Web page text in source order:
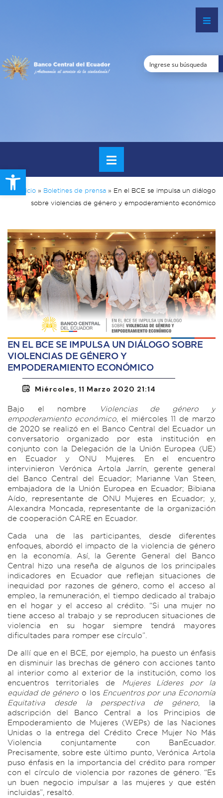
Open toolbar
Inicio » Boletines de prensa » En el BCE se impulsa un diálogo
sobre violencias de género y empoderamiento económico
EN EL BCE SE IMPULSA UN DIÁLOGO SOBRE
VIOLENCIAS DE GÉNERO Y
EMPODERAMIENTO ECONÓMICO
Miércoles, 11 Marzo 2020 21:14
Bajo el nombre
Violencias de género y
empoderamiento económico, el miércoles 11 de marzo
de 2020 se realizó en el Banco Central del Ecuador un
conversatorio organizado por esta institución en
conjunto con la Delegación de la Unión Europea (UE)
en Ecuador y ONU Mujeres. En el encuentro
intervinieron Verónica Artola Jarrín, gerente general
del Banco Central del Ecuador; Marianne Van Steen,
embajadora de la Unión Europea en Ecuador; Bibiana
Aído, representante de ONU Mujeres en Ecuador; y,
Alexandra Moncada, representante de la organización
de cooperación CARE en Ecuador.
Cada una de las participantes, desde diferentes
enfoques, abordó el impacto de la violencia de género
en la economía. Así, la Gerente General del Banco
Central hizo una reseña de algunos de los principales
indicadores en Ecuador que reflejan situaciones de
inequidad por razones de género, como el acceso al
empleo, la remuneración, el tiempo dedicado al trabajo
en el hogar y el acceso al crédito. “Si una mujer no
tiene acceso al trabajo y se reproducen situaciones de
violencia en su hogar siempre tendrá mayores
dificultades para romper ese círculo”.
De allí que en el BCE, por ejemplo, ha puesto un énfasis
en disminuir las brechas de género con acciones tanto
al interior como al exterior de la institución, como los
encuentros territoriales de Mujeres Líderes por la
equidad de géneroo los Encuentros por una Economía
Equitativa desde la perspectiva de género, la
adscripción del Banco Central a los Principios de
Empoderamiento de Mujeres (WEPs) de las Naciones
Unidas o la entrega del Crédito Crece Mujer No Más
Violencia conjuntamente con BanEcuador.
Precisamente, sobre este último punto, Verónica Artola
puso énfasis en la importancia del crédito para romper
con el círculo de violencia por razones de género. “Es
un buen negocio impulsar a las mujeres y que estén
incluidas”, resaltó.